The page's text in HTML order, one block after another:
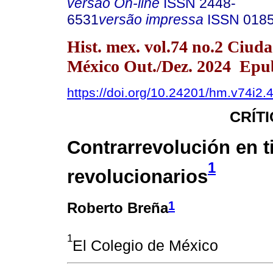
6531versão impressa ISSN
Hist. mex. vol.74 no.2
México Out./Dez. 2024
https://doi.org/10.24201/
Contrarrevolución en
revolucionarios1
Roberto Breña1
1El Colegio de México